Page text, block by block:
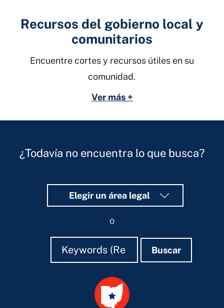
Recursos del gobierno local y
comunitarios
Encuentre cortes y recursos útiles en su
comunidad.
Ver más +
¿Todavía no encuentra lo que busca?
Elegir un área legal
o
Buscar
Buscar Buscar